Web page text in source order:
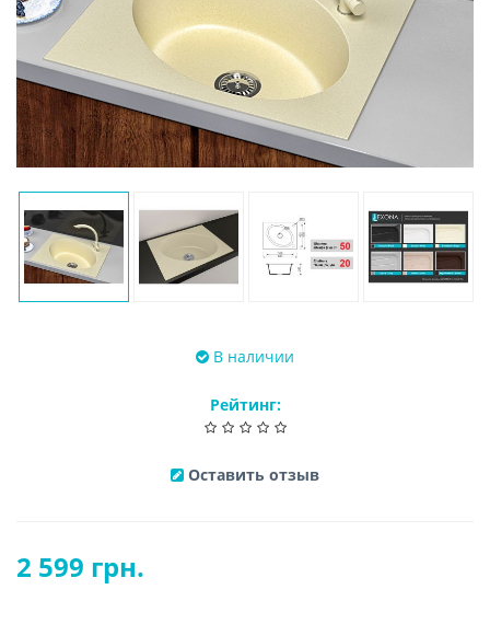
В наличии
Рейтинг:
Оставить отзыв
2 599 грн.